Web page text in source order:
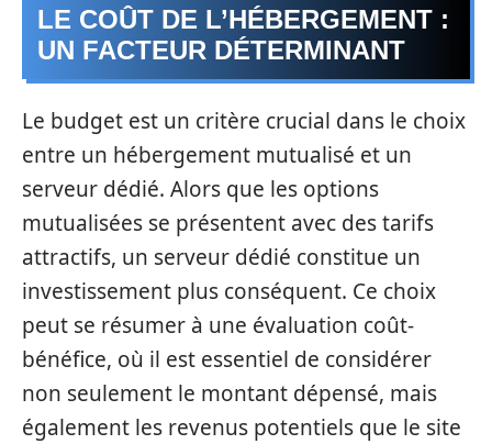
LE COÛT DE L’HÉBERGEMENT :
UN FACTEUR DÉTERMINANT
Le budget est un critère crucial dans le choix
entre un hébergement mutualisé et un
serveur dédié. Alors que les options
mutualisées se présentent avec des tarifs
attractifs, un serveur dédié constitue un
investissement plus conséquent. Ce choix
peut se résumer à une évaluation coût-
bénéfice, où il est essentiel de considérer
non seulement le montant dépensé, mais
également les revenus potentiels que le site